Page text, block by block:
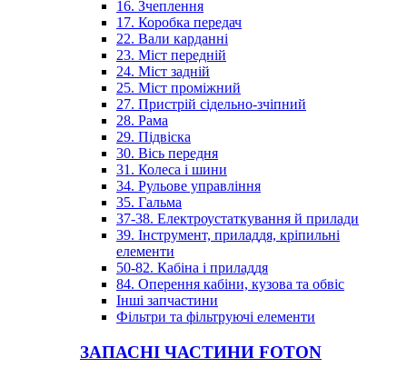
16. Зчеплення
17. Коробка передач
22. Вали карданні
23. Міст передній
24. Міст задній
25. Міст проміжний
27. Пристрій сідельно-зчіпний
28. Рама
29. Підвіска
30. Вісь передня
31. Колеса і шини
34. Рульове управління
35. Гальма
37-38. Електроустаткування й прилади
39. Інструмент, приладдя, кріпильні
елементи
50-82. Кабіна і приладдя
84. Оперення кабіни, кузова та обвіс
Інші запчастини
Фільтри та фільтруючі елементи
ЗАПАСНІ ЧАСТИНИ FOTON